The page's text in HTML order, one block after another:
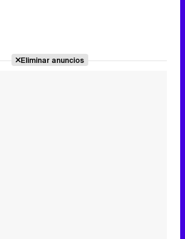
Eliminar anuncios